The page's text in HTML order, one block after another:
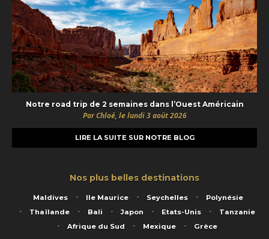
Notre road trip de 2 semaines dans l’Ouest Américain
Par Chloé, le lundi 3 août 2026
LIRE LA SUITE SUR NOTRE BLOG
Nos plus belles destinations
Maldives Ile Maurice Seychelles
Polynésie
Thaïlande
Bali Japon Etats-Unis
Tanzanie
Afrique du Sud
Mexique Grèce